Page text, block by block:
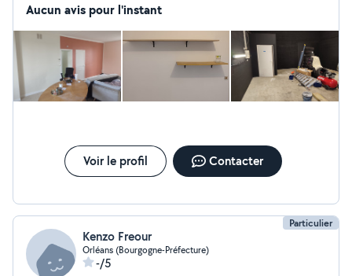
Aucun avis pour l'instant
Voir le profil Contacter
Particulier
Kenzo Freour
Orléans (Bourgogne-Préfecture)
-/5